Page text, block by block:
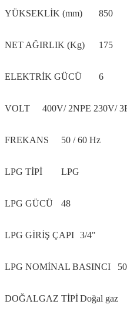
YÜKSEKLİK (mm) 850
NET AĞIRLIK (Kg) 175
ELEKTRİK GÜCÜ 6
VOLT 400V/ 2NPE 230V/
FREKANS 50 / 60 Hz
LPG TİPİ LPG
LPG GÜCÜ 48
LPG GİRİŞ ÇAPI 3/4"
LPG NOMİNAL BASINCI 50
DOĞALGAZ TİPİDoğal gaz